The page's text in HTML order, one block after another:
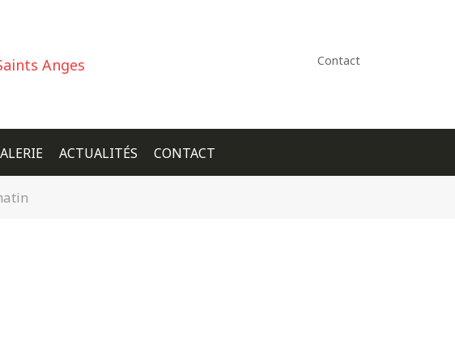
Contact
ACTUALITÉS CONTACT